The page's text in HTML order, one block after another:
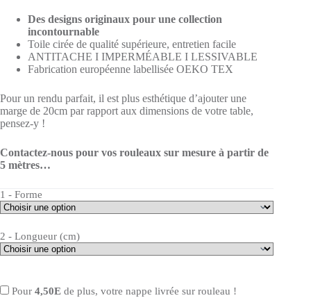
Des designs originaux pour une collection
incontournable
Toile cirée de qualité supérieure, entretien facile
ANTITACHE I IMPERMÉABLE I LESSIVABLE
Fabrication européenne labellisée OEKO TEX
Pour un rendu parfait, il est plus esthétique d’ajouter une
marge de 20cm par rapport aux dimensions de votre table,
pensez-y !
Contactez-nous pour vos rouleaux sur mesure à partir de
5 mètres…
1 - Forme
2 - Longueur (cm)
Pour 4,50E de plus, votre nappe livrée sur rouleau !